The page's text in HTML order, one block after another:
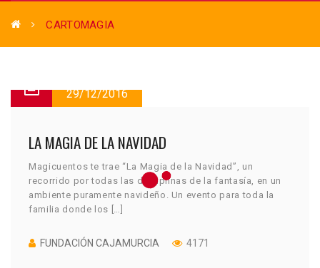
CARTOMAGIA
29/12/2016
LA MAGIA DE LA NAVIDAD
Magicuentos te trae “La Magia de la Navidad”, un
recorrido por todas las disciplinas de la fantasía, en un
ambiente puramente navideño. Un evento para toda la
familia donde los […]
FUNDACIÓN CAJAMURCIA 4171